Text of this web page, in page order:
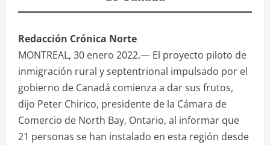
Redacción Crónica Norte
MONTREAL, 30 enero 2022.— El proyecto piloto de
inmigración rural y septentrional impulsado por el
gobierno de Canadá comienza a dar sus frutos,
dijo Peter Chirico, presidente de la Cámara de
Comercio de North Bay, Ontario, al informar que
21 personas se han instalado en esta región desde